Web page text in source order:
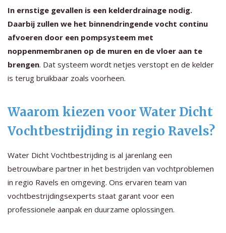
In ernstige gevallen is een kelderdrainage nodig.
Daarbij zullen we het binnendringende vocht continu
afvoeren door een pompsysteem met
noppenmembranen op de muren en de vloer aan te
brengen. Dat systeem wordt netjes verstopt en de kelder
is terug bruikbaar zoals voorheen.
Waarom kiezen voor Water Dicht
Vochtbestrijding in regio Ravels?
Water Dicht Vochtbestrijding is al jarenlang een
betrouwbare partner in het bestrijden van vochtproblemen
in regio Ravels en omgeving. Ons ervaren team van
vochtbestrijdingsexperts staat garant voor een
professionele aanpak en duurzame oplossingen.